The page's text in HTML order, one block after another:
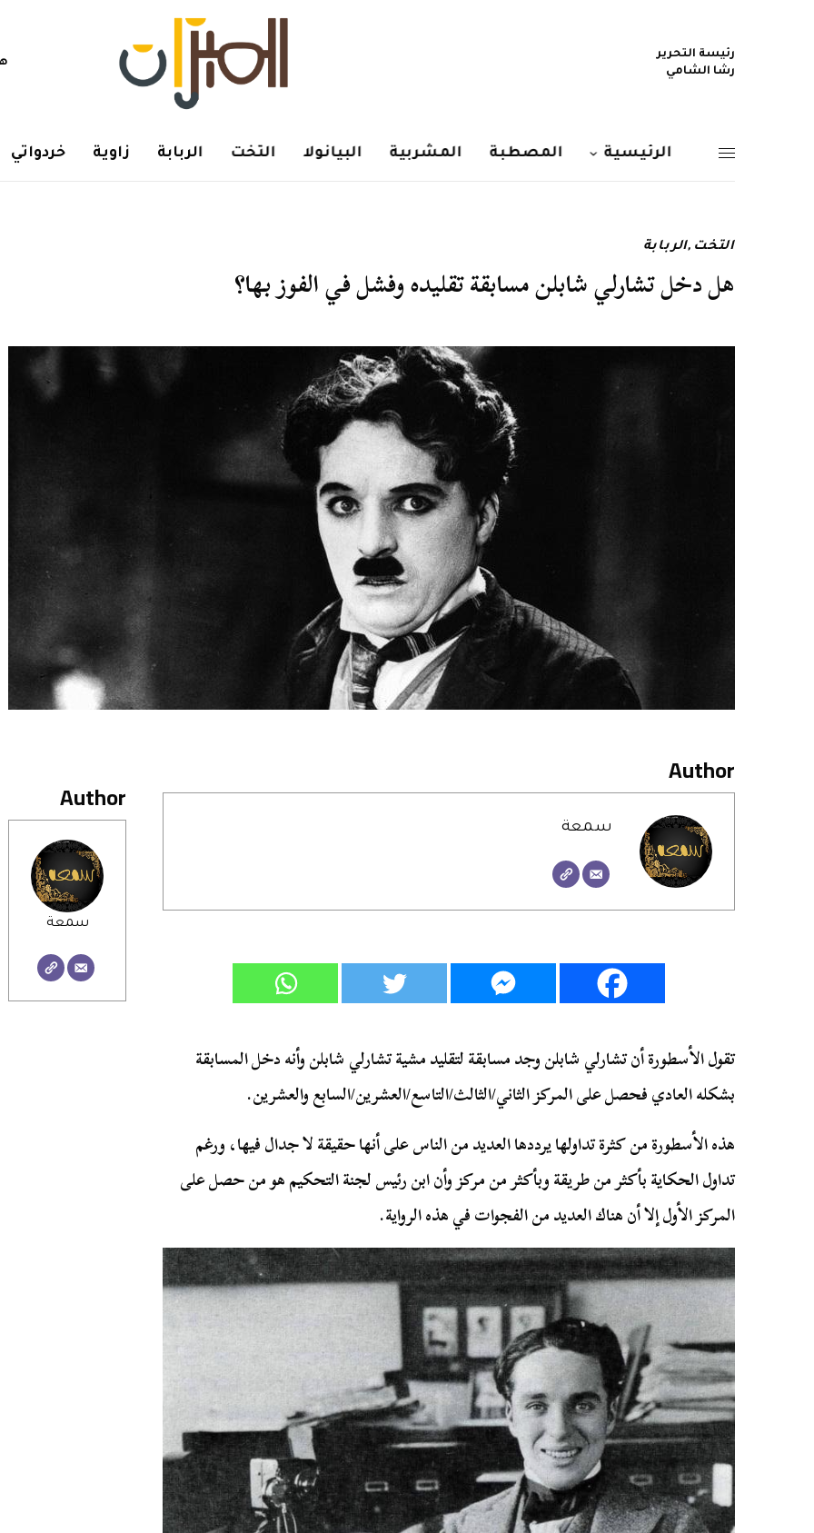
رئيسة التحرير
رشا الشامي
الرئيسية المصطبة المشربية البيانولا التخت الربابة زاوية خردواتي
التخت ,الربابة
هل دخل تشارلي شابلن مسابقة تقليده وفشل في الفوز بها؟
Author
سمعة
Author
سمعة
تقول الأسطورة أن تشارلي شابلن وجد مسابقة لتقليد مشية تشارلي شابلن وأنه دخل المسابقة
بشكله العادي فحصل على المركز الثاني/الثالث/التاسع/العشرين/السابع والعشرين.
هذه الأسطورة من كثرة تداولها يرددها العديد من الناس على أنها حقيقة لا جدال فيها، ورغم
تداول الحكاية بأكثر من طريقة وبأكثر من مركز وأن ابن رئيس لجنة التحكيم هو من حصل على
المركز الأول إلا أن هناك العديد من الفجوات في هذه الرواية.